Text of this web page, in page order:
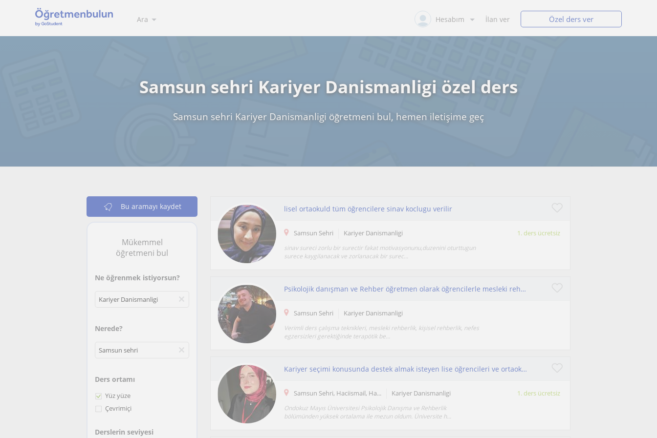
Ara Hesabım İlan ver Özel ders ver
Samsun sehri Kariyer Danismanligi özel ders
Samsun sehri Kariyer Danismanligi öğretmeni bul, hemen iletişime geç
Bu aramayı kaydet
Mükemmel
öğretmeni bul
Ne öğrenmek istiyorsun?
Nerede?
Ders ortamı
Yüz yüze
Çevrimiçi
Derslerin seviyesi
lisel ortaokuld tüm öğrencilere sinav koclugu verilir
Samsun Sehri Kariyer Danismanligi 1. ders ücretsiz
sinav sureci zorlu bir surectir fakat motivasyonunu,duzenini oturttugun
surece kaygilanacak ve zorlanacak bir surec...
Psikolojik danışman ve Rehber öğretmen olarak öğrencilerle mesleki rehberlik, eğitsel rehberlik ve kişisel rehberlik alanında çalı
Samsun Sehri Kariyer Danismanligi
Verimli ders çalışma teknikleri, mesleki rehberlik, kişisel rehberlik, nefes
egzersizleri gerektiğinde terapötik be...
Kariyer seçimi konusunda destek almak isteyen lise öğrencileri ve ortaokul öğrencileri için psikolojik danışmanlık hizmeti sunuyor
Samsun Sehri, Haciismail, Ha... Kariyer Danismanligi 1. ders ücretsiz
Ondokuz Mayıs Üniversitesi Psikolojik Danışma ve Rehberlik
bölümünden yüksek ortalama ile mezun oldum. Üniversite h...